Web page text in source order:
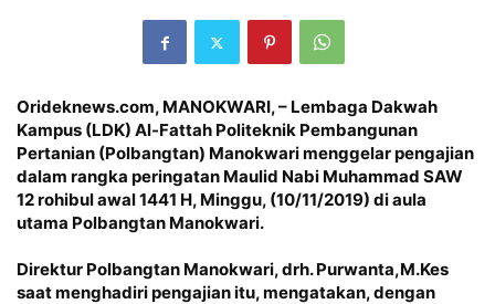
Orideknews.com, MANOKWARI, – Lembaga Dakwah
Kampus (LDK) Al-Fattah Politeknik Pembangunan
Pertanian (Polbangtan) Manokwari menggelar pengajian
dalam rangka peringatan Maulid Nabi Muhammad SAW
12 rohibul awal 1441 H, Minggu, (10/11/2019) di aula
utama Polbangtan Manokwari.
Direktur Polbangtan Manokwari, drh. Purwanta,M.Kes
saat menghadiri pengajian itu, mengatakan, dengan